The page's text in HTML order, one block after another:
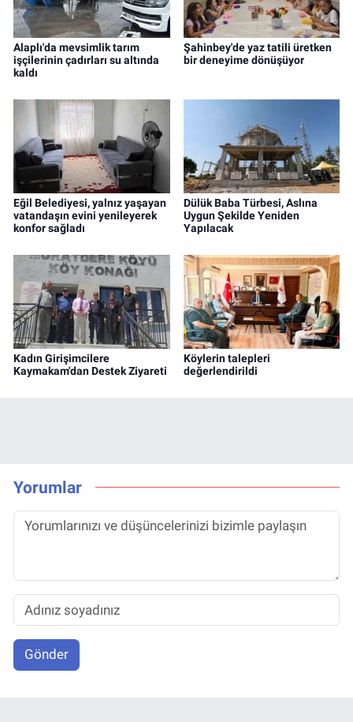
Alaplı'da mevsimlik tarım
işçilerinin çadırları su altında
kaldı
Şahinbey'de yaz tatili üretken
bir deneyime dönüşüyor
Eğil Belediyesi, yalnız yaşayan
vatandaşın evini yenileyerek
konfor sağladı
Dülük Baba Türbesi, Aslına
Uygun Şekilde Yeniden
Yapılacak
Kadın Girişimcilere
Kaymakam'dan Destek Ziyareti
Köylerin talepleri
değerlendirildi
Yorumlar
Gönder